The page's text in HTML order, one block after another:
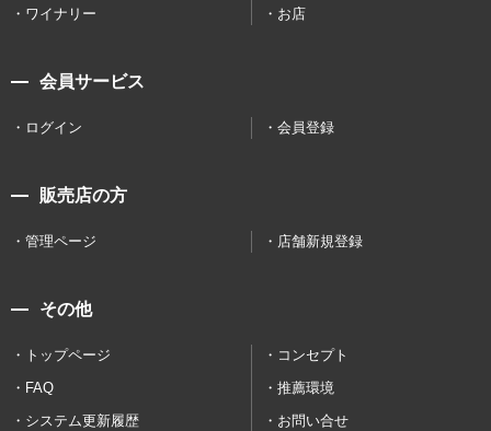
ワイナリー お店
会員サービス
ログイン 会員登録
販売店の方
管理ページ 店舗新規登録
その他
トップページ
コンセプト
FAQ
推薦環境
システム更新履歴
お問い合せ